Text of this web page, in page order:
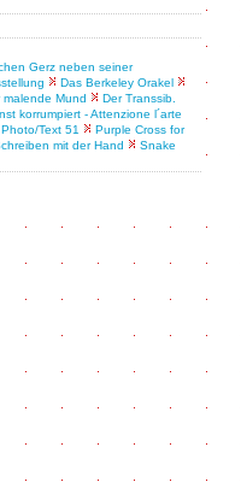
Gerz neben seiner
Das Berkeley Orakel
malende Mund
Der Transsib.
korrumpiert - Attenzione l´arte
Photo/Text 51
Purple Cross for
mit der Hand
Snake